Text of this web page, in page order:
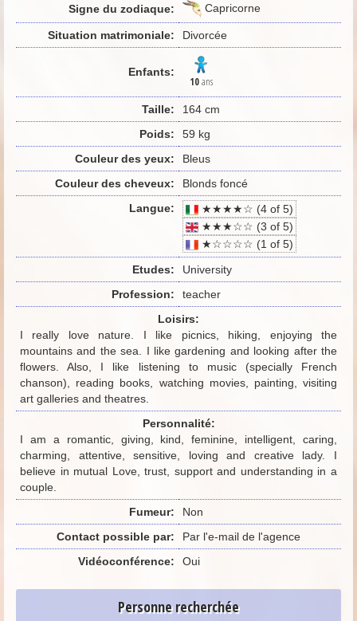
Signe du zodiaque: Capricorne
Situation matrimoniale: Divorcée
Enfants:
10ans
Taille:
164 cm
Poids:
59 kg
Couleur des yeux:
Bleus
Couleur des cheveux:
Blonds foncé
Langue:
★★★★☆ (4 of 5)
★★★☆☆ (3 of 5)
★☆☆☆☆ (1 of 5)
Etudes:
University
Profession:
teacher
Loisirs:
I really love nature. I like picnics, hiking, enjoying the
mountains and the sea. I like gardening and looking after the
flowers. Also, I like listening to music (specially French
chanson), reading books, watching movies, painting, visiting
art galleries and theatres.
Personnalité:
I am a romantic, giving, kind, feminine, intelligent, caring,
charming, attentive, sensitive, loving and creative lady. I
believe in mutual Love, trust, support and understanding in a
couple.
Fumeur:
Non
Contact possible par:
Par l'e-mail de l'agence
Vidéoconférence:
Oui
Personne recherchée